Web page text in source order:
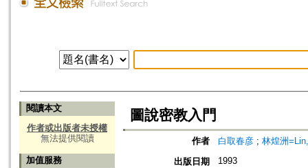
閱讀本文
作者或出版者未授權
無法提供閱讀
加值服務
圖說密教入門
作者 白取春彦 ; 林煌洲
出版日期
1993